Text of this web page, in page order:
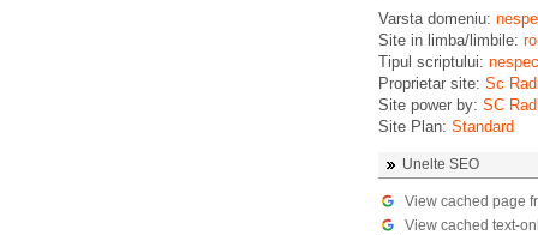
Varsta domeniu:
Site in limba/limbile: ro
Tipul scriptului:
Proprietar site: Sc
Site power by: SC
Site Plan: Standard
Unelte SEO
View cached page
View cached text-